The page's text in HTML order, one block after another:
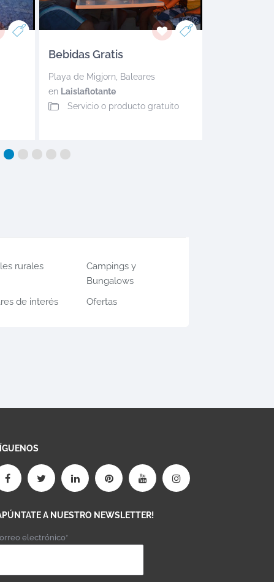
Bebidas Gratis
Playa de Migjorn
Baleares
en Laislaflotante
Servicio o producto gratuito
rurales
Campings y
Bungalows
de interés Ofertas
A NUESTRO NEWSLETTER!
electrónico*